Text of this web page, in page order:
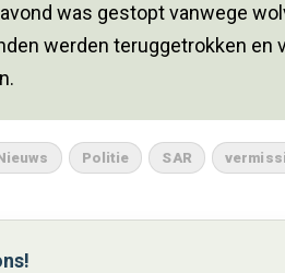
was gestopt vanwege
werden teruggetrokken en
Politie SAR